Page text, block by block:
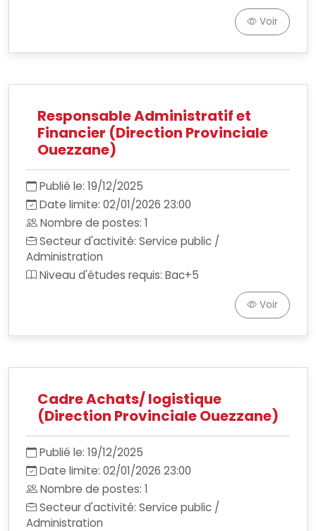
Voir
Responsable Administratif et
Financier (Direction Provinciale
Ouezzane)
Publié le: 19/12/2025
Date limite: 02/01/2026 23:00
Nombre de postes: 1
Secteur d'activité: Service public /
Administration
Niveau d'études requis: Bac+5
Voir
Cadre Achats/ logistique
(Direction Provinciale Ouezzane)
Publié le: 19/12/2025
Date limite: 02/01/2026 23:00
Nombre de postes: 1
Secteur d'activité: Service public /
Administration